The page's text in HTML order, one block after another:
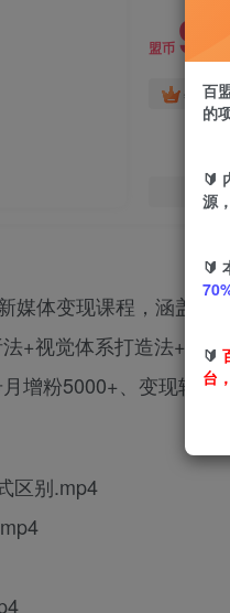
盟币 9.9
年卡会
媒体变现课程，涵盖
+视觉体系打造法+4
增粉5000+、变现转化
区别.mp4
百
的
🔰
源
🔰
🔰
台，